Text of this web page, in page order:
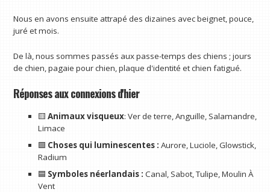
Nous en avons ensuite attrapé des dizaines avec beignet, pouce,
juré et mois.
De là, nous sommes passés aux passe-temps des chiens ; jours
de chien, pagaie pour chien, plaque d'identité et chien fatigué.
Réponses aux connexions d'hier
🟨 Animaux visqueux: Ver de terre, Anguille, Salamandre,
Limace
🟩 Choses qui luminescentes : Aurore, Luciole, Glowstick,
Radium
🟦 Symboles néerlandais : Canal, Sabot, Tulipe, Moulin À
Vent